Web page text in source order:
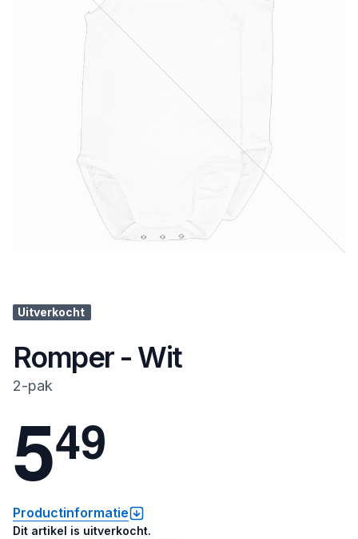
Uitverkocht
Romper - Wit
2-pak
549
Productinformatie
Dit artikel is uitverkocht.